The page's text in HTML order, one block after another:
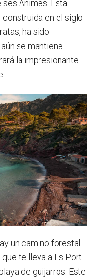
Ànimes. Esta
en el siglo
ha sido
se mantiene
la impresionante
un camino forestal
te lleva a Es Port
de guijarros. Este